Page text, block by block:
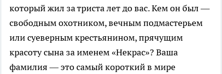
который жил за триста лет до вас. Кем он был —
свободным охотником, вечным подмастерьем
или суеверным крестьянином, прячущим
красоту сына за именем «Некрас»? Ваша
фамилия — это самый короткий в мире